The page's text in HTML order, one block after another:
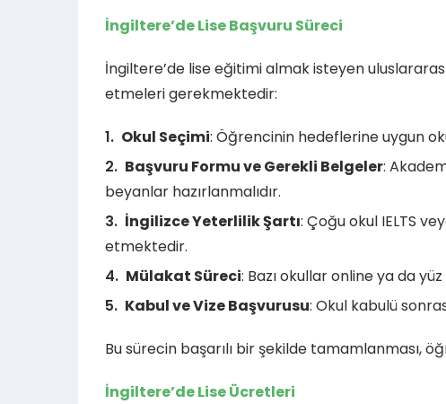
İngiltere’de Lise Başvuru Süreci
İngiltere’de lise eğitimi almak isteyen
etmeleri gerekmektedir:
Okul Seçimi: Öğrencinin hedeflerine uygun
Başvuru Formu ve Gerekli Belgeler:
beyanlar hazırlanmalıdır.
İngilizce Yeterlilik Şartı: Çoğu okul IELTS
etmektedir.
Mülakat Süreci: Bazı okullar online ya da
Kabul ve Vize Başvurusu: Okul kabulü
Bu sürecin başarılı bir şekilde tamamlanması,
İngiltere’de Lise Ücretleri